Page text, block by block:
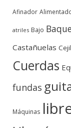
Afinador
atriles Bajo
Castañuelas
Cuerdas
fundas
Máquinas